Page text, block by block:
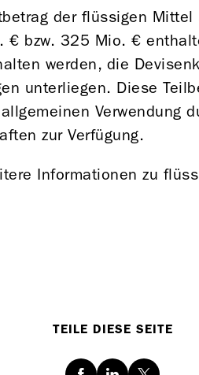
der flüssigen
€ bzw. 325 Mio. €
werden, die
unterliegen. Diese
Verwendung
zur Verfügung.
Informationen zu
TEILE DIESE SEITE